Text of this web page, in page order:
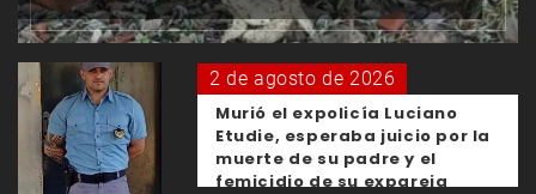
2 de agosto de 2026
Murió el expolicía Luciano
Etudie, esperaba juicio por la
muerte de su padre y el
femicidio de su expareja